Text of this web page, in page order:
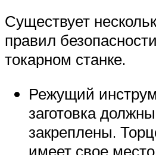
Существует
правил
токарном станке.
Режущий
заготовка
закреплены.
имеет свое